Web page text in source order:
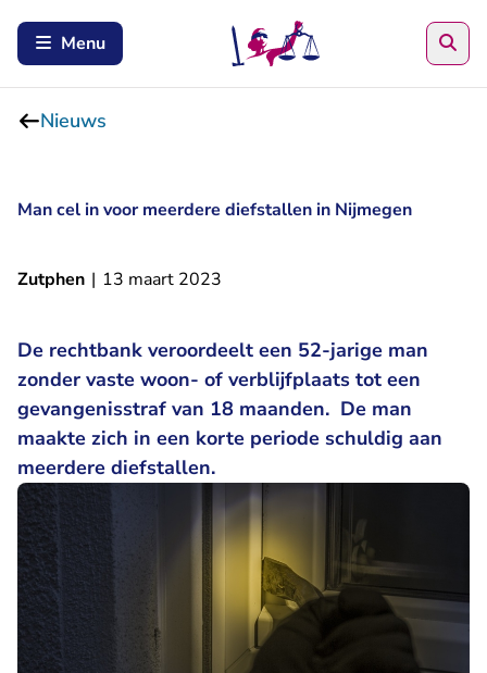
Menu
Nieuws
Man cel in voor meerdere diefstallen in Nijmegen
Zutphen | 13 maart 2023
De rechtbank veroordeelt een 52-jarige man
zonder vaste woon- of verblijfplaats tot een
gevangenisstraf van 18 maanden. De man
maakte zich in een korte periode schuldig aan
meerdere diefstallen.